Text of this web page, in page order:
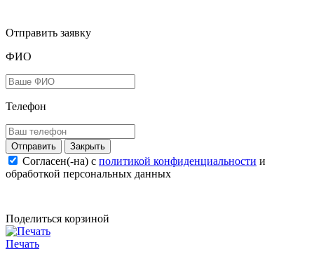
Отправить заявку
ФИО
Телефон
Закрыть
Согласен(-на) c политикой конфиденциальности и
обработкой персональных данных
Поделиться корзиной
Печать